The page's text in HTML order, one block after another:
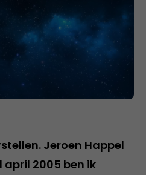
Jeroen Happel
april 2005 ben ik